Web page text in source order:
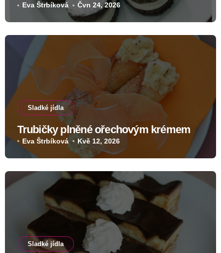
Eva Štrbíková Čvn 24, 2026
Sladké jídla
Trubičky plněné ořechovým krémem
Eva Štrbíková Kvě 12, 2026
Sladké jídla